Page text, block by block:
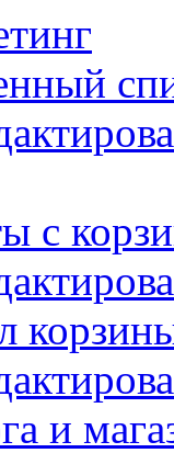
с
и